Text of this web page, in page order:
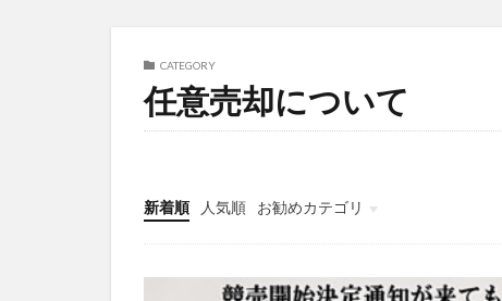
CATEGORY
任意売却について
新着順 人気順
お勧めカテゴリ
Uncategorized